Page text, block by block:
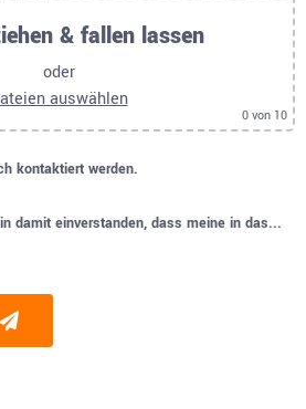
& fallen lassen
oder
auswählen
0 von 10
kontaktiert werden.
damit einverstanden, dass meine in das...